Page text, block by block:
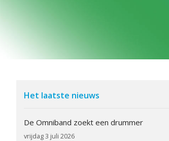
Het laatste nieuws
De Omniband zoekt een drummer
vrijdag 3 juli 2026